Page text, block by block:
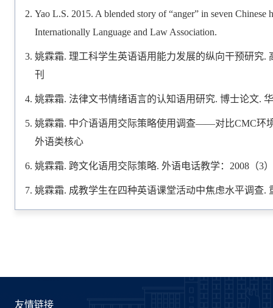
Yao L.S. 2015. A blended story of “anger” in seven Chinese
Internationally Language and Law Association.
姚霖霜. 理工科学生英语语用能力发展的纵向干预研究.
刊
姚霖霜. 法律文书情绪语言的认知语用研究. 博士论文.
姚霖霜. 中介语语用交际策略使用调查——对比CMC环
外语类核心
姚霖霜. 跨文化语用交际策略. 外语电话教学：2008（3
姚霖霜. 成教学生在四种英语课堂活动中焦虑水平调查.
友情链接